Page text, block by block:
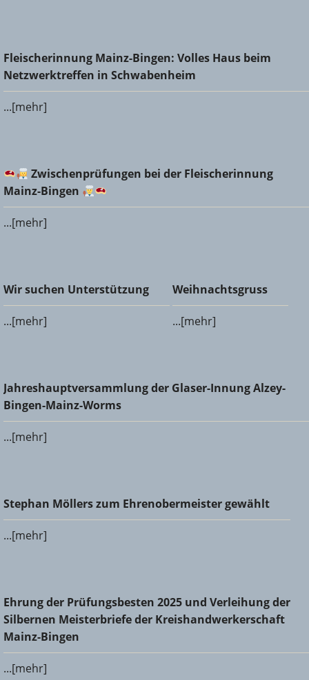
Fleischerinnung Mainz-Bingen: Volles Haus beim
Netzwerktreffen in Schwabenheim
Fleischerinnung Mainz-Bingen: Volles Haus beim
Netzwerktreffen in Schwabenheim
...[mehr]
Zwischenprüfungen bei der Fleischerinnung Mainz-
Bingen
Zwischenprüfungen bei der Fleischerinnung
Mainz-Bingen
...[mehr]
Wir suchen Unterstützung
Wir suchen Unterstützung
...[mehr]
Weihnachtsgruss
Weihnachtsgruss
...[mehr]
Jahreshauptversammlung der Glaser-Innung Alzey-Bingen-
Mainz-Worms
Jahreshauptversammlung der Glaser-Innung Alzey-
Bingen-Mainz-Worms
...[mehr]
Stephan Möllers zum Ehrenobermeister gewählt
Stephan Möllers zum Ehrenobermeister gewählt
...[mehr]
Ehrung der Prüfungsbesten 2025 und Verleihung der
Silbernen Meisterbriefe der Kreishandwerkerschaft Mainz-
Bingen
Ehrung der Prüfungsbesten 2025 und Verleihung der
Silbernen Meisterbriefe der Kreishandwerkerschaft
Mainz-Bingen
...[mehr]